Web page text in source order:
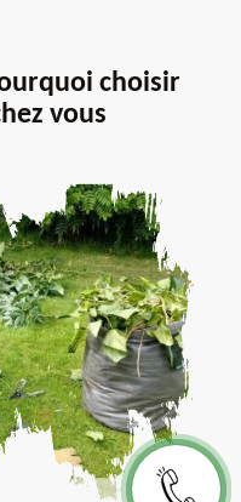
choisir
vous